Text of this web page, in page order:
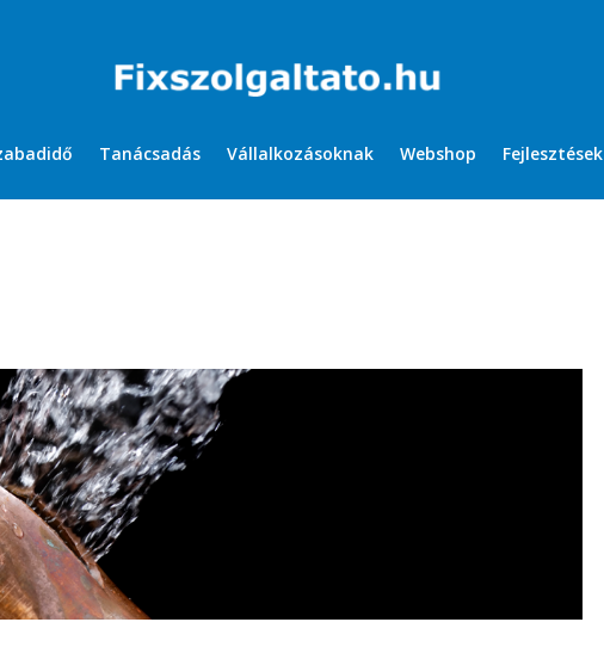
Tanácsadás Vállalkozásoknak Webshop Fejlesztések